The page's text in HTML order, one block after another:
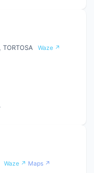
TORTOSA
Waze ↗
Waze ↗ Maps ↗